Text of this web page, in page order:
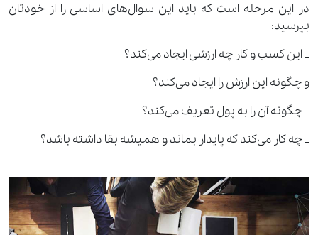
در این مرحله است که باید این سوال‌های اساسی را از خودتان
بپرسید:
_ این کسب ‌و‌ کار چه ارزشی ایجاد می‌کند؟
و چگونه این ارزش را ایجاد می‌کند؟
_ چگونه آن را به پول تعریف می‌کند؟
_ چه کار می‌کند که پایدار بماند و همیشه بقا داشته باشد؟